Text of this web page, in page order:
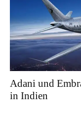
Adani und
in Indien